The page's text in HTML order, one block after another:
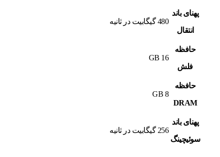
پهنای باند
انتقال
480 گیگابیت در ثانیه
حافظه
فلش
16 GB
حافظه
DRAM
8 GB
پهنای باند
سوئیچینگ
256 گیگابیت در ثانیه